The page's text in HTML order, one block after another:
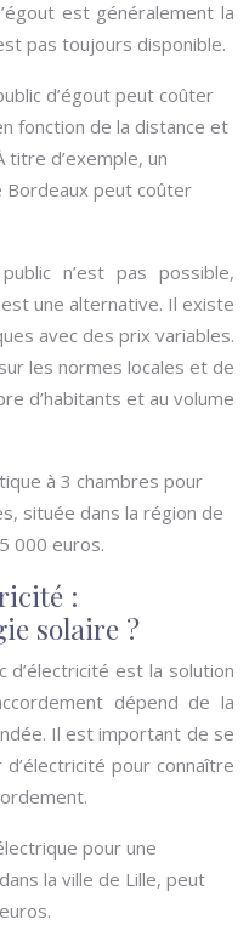
est généralement la
pas toujours disponible.
d’égout peut coûter
fonction de la distance et
titre d’exemple, un
Bordeaux peut coûter
n’est pas possible,
une alternative. Il existe
avec des prix variables.
les normes locales et de
d’habitants et au volume
à 3 chambres pour
située dans la région de
000 euros.
:
solaire ?
d’électricité est la solution
dépend de la
Il est important de se
pour connaître
pour une
la ville de Lille, peut